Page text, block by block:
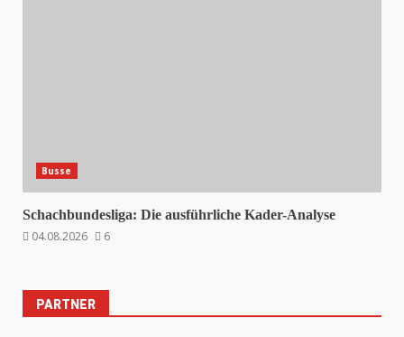
Busse
Schachbundesliga: Die ausführliche Kader-Analyse
04.08.2026
6
PARTNER